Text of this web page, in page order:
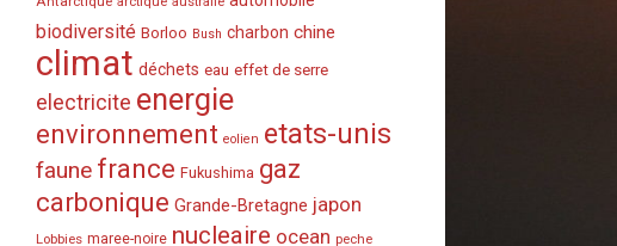
biodiversité Borloo Bush charbon chine
climat déchets eau effet de serre
electricite energie
environnement eolien etats-unis
faune france Fukushima gaz
carbonique Grande-Bretagne japon
Lobbies maree-noire nucleaire ocean peche